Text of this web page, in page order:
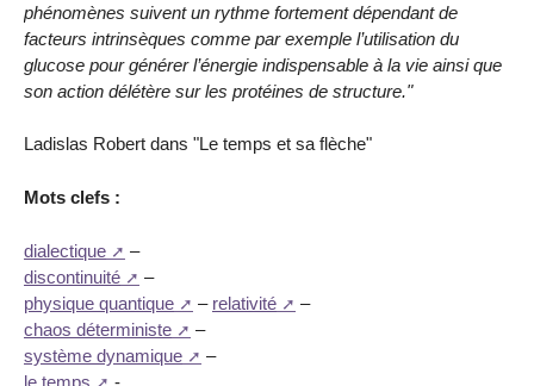
phénomènes suivent un rythme fortement dépendant de
facteurs intrinsèques comme par exemple l’utilisation du
glucose pour générer l’énergie indispensable à la vie ainsi que
son action délétère sur les protéines de structure."
Ladislas Robert dans "Le temps et sa flèche"
Mots clefs :
dialectique
–
discontinuité
–
physique quantique
– relativité
–
chaos déterministe
–
système dynamique
–
le temps
-